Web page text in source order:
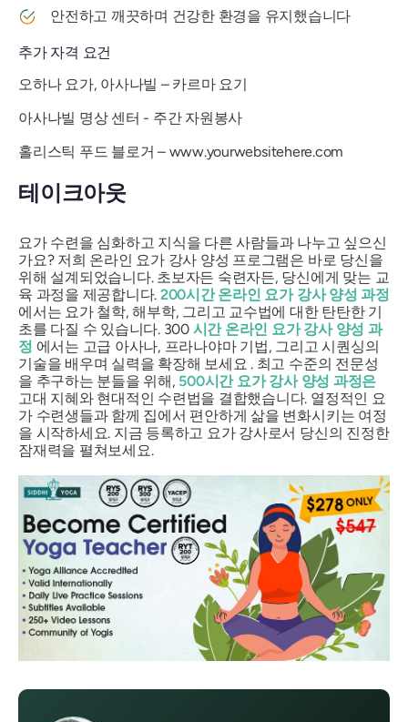
안전하고 깨끗하며 건강한 환경을 유지했습니다
추가 자격 요건
오하나 요가, 아사나빌 – 카르마 요기
아사나빌 명상 센터 - 주간 자원봉사
홀리스틱 푸드 블로거 – www.yourwebsitehere.com
테이크아웃
요가 수련을 심화하고 지식을 다른 사람들과 나누고 싶으신
가요? 저희 온라인 요가 강사 양성 프로그램은 바로 당신을
위해 설계되었습니다. 초보자든 숙련자든, 당신에게 맞는 교
육 과정을 제공합니다. 200시간 온라인 요가 강사 양성 과정
에서는 요가 철학, 해부학, 그리고 교수법에 대한 탄탄한 기
초를 다질 수 있습니다. 300 시간 온라인 요가 강사 양성 과
정 에서는 고급 아사나, 프라나야마 기법, 그리고 시퀀싱의
기술을 배우며 실력을 확장해 보세요 . 최고 수준의 전문성
을 추구하는 분들을 위해, 500시간 요가 강사 양성 과정은
고대 지혜와 현대적인 수련법을 결합했습니다. 열정적인 요
가 수련생들과 함께 집에서 편안하게 삶을 변화시키는 여정
을 시작하세요. 지금 등록하고 요가 강사로서 당신의 진정한
잠재력을 펼쳐보세요.